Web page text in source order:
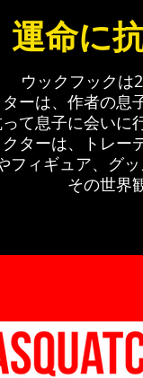
運命に
ウックフックは
ーは、作者の息
て息子に会いに
ターは、トレー
フィギュア、グ
その世界